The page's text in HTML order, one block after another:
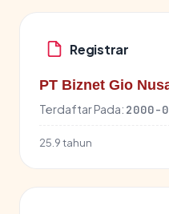
Registrar
PT Biznet Gio
Terdaftar Pada: 2000-
25.9 tahun